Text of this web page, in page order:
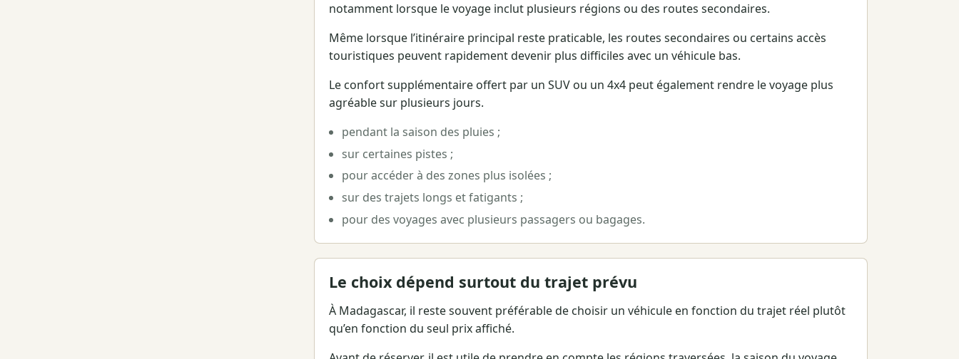
notamment lorsque le voyage inclut plusieurs régions ou des routes secondaires.
Même lorsque l’itinéraire principal reste praticable, les routes secondaires ou certains accès
touristiques peuvent rapidement devenir plus difficiles avec un véhicule bas.
Le confort supplémentaire offert par un SUV ou un 4x4 peut également rendre le voyage plus
agréable sur plusieurs jours.
pendant la saison des pluies ;
sur certaines pistes ;
pour accéder à des zones plus isolées ;
sur des trajets longs et fatigants ;
pour des voyages avec plusieurs passagers ou bagages.
Le choix dépend surtout du trajet prévu
À Madagascar, il reste souvent préférable de choisir un véhicule en fonction du trajet réel plutôt
qu’en fonction du seul prix affiché.